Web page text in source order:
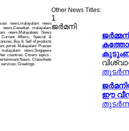
news,malayalam news
malayalam
news,Malayalees News
Current Affairs, Special &
Buy & Sell of products
portal. Malayalam Pravasi
news,Singapore
countries. Covers topics -
News. Classifieds
services, Greetings.
Other News Titles:
1
ജര്‍മനി
ഈ